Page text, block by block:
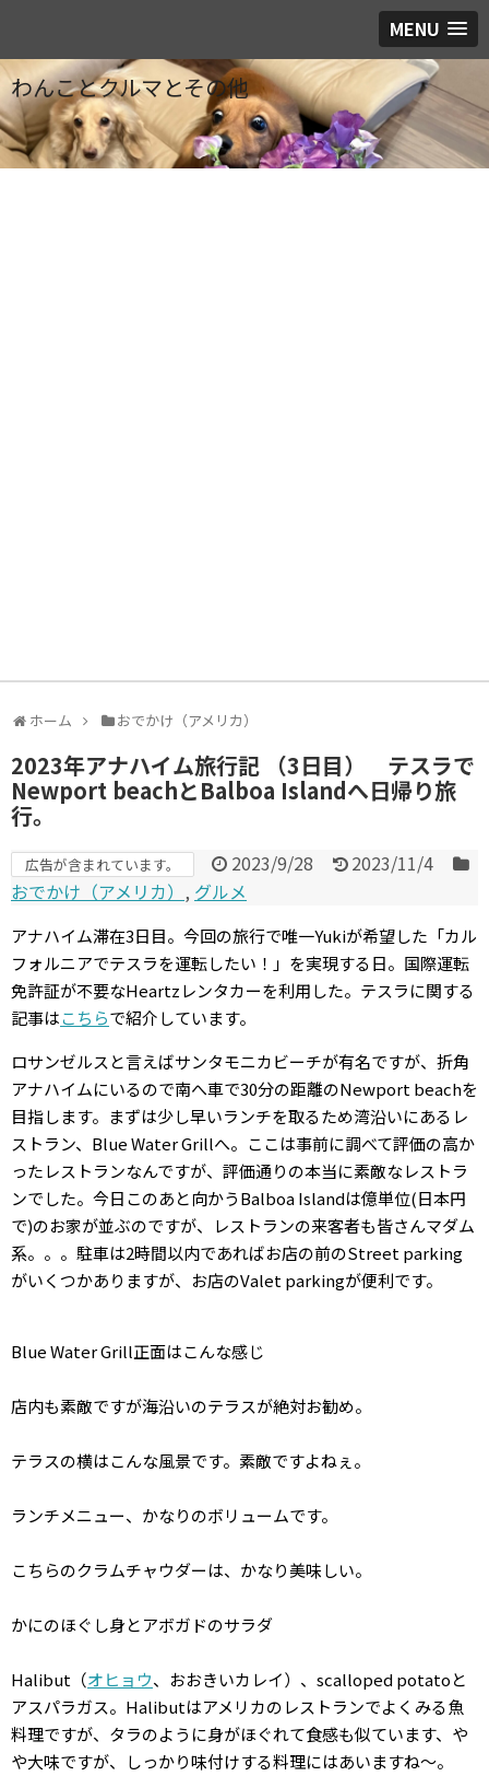
MENU
わんことクルマとその他
ホーム おでかけ（アメリカ）
2023年アナハイム旅行記 （3日目） テスラで
Newport beachとBalboa Islandへ日帰り旅
行。
広告が含まれています。 2023/9/28
2023/11/4
おでかけ（アメリカ） , グルメ
アナハイム滞在3日目。今回の旅行で唯一Yukiが希望した「カル
フォルニアでテスラを運転したい！」を実現する日。国際運転
免許証が不要なHeartzレンタカーを利用した。テスラに関する
記事はこちらで紹介しています。
ロサンゼルスと言えばサンタモニカビーチが有名ですが、折角
アナハイムにいるので南へ車で30分の距離のNewport beachを
目指します。まずは少し早いランチを取るため湾沿いにあるレ
ストラン、Blue Water Grillへ。ここは事前に調べて評価の高か
ったレストランなんですが、評価通りの本当に素敵なレストラ
ンでした。今日このあと向かうBalboa Islandは億単位(日本円
で)のお家が並ぶのですが、レストランの来客者も皆さんマダム
系。。。駐車は2時間以内であればお店の前のStreet parking
がいくつかありますが、お店のValet parkingが便利です。
Blue Water Grill正面はこんな感じ
店内も素敵ですが海沿いのテラスが絶対お勧め。
テラスの横はこんな風景です。素敵ですよねぇ。
ランチメニュー、かなりのボリュームです。
こちらのクラムチャウダーは、かなり美味しい。
かにのほぐし身とアボガドのサラダ
Halibut（オヒョウ、おおきいカレイ）、scalloped potatoと
アスパラガス。Halibutはアメリカのレストランでよくみる魚
料理ですが、タラのように身がほぐれて食感も似ています、や
や大味ですが、しっかり味付けする料理にはあいますね〜。